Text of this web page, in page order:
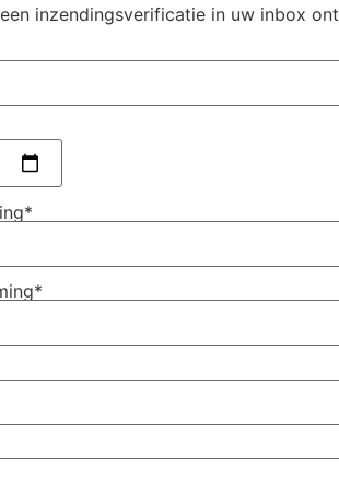
inzendingsverificatie in uw inbox